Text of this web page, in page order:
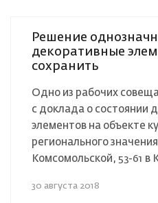
Решение
декоративные
сохранить
Одно из рабочих
с доклада о состоянии
элементов на объекте
регионального
Комсомольской, 53-61 в
30 августа 2018